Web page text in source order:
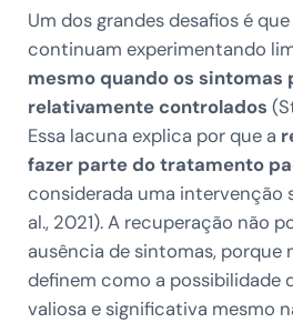
Um dos grandes desafios é que
continuam experimentando
mesmo quando os sintomas
relativamente controlados
Essa lacuna explica por que a
fazer parte do tratamento
considerada uma intervenção
al., 2021). A recuperação não
ausência de sintomas, porque
definem como a possibilidade
valiosa e significativa mesmo